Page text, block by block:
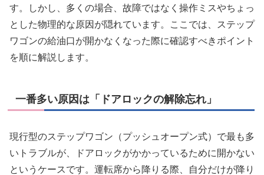
す。しかし、多くの場合、故障ではなく操作ミスやちょっ
とした物理的な原因が隠れています。ここでは、ステップ
ワゴンの給油口が開かなくなった際に確認すべきポイント
を順に解説します。
一番多い原因は「ドアロックの解除忘れ」
現行型のステップワゴン（プッシュオープン式）で最も多
いトラブルが、ドアロックがかかっているために開かない
というケースです。運転席から降りる際、自分だけが降り